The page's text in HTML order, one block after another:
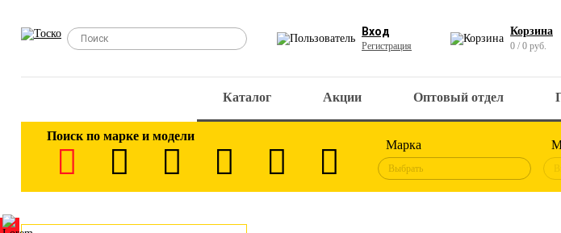
Вход
Регистрация
Корзина
0 / 0 руб.
Каталог Акции Оптовый отдел
Поиск по марке и модели
Марка
Выбрать